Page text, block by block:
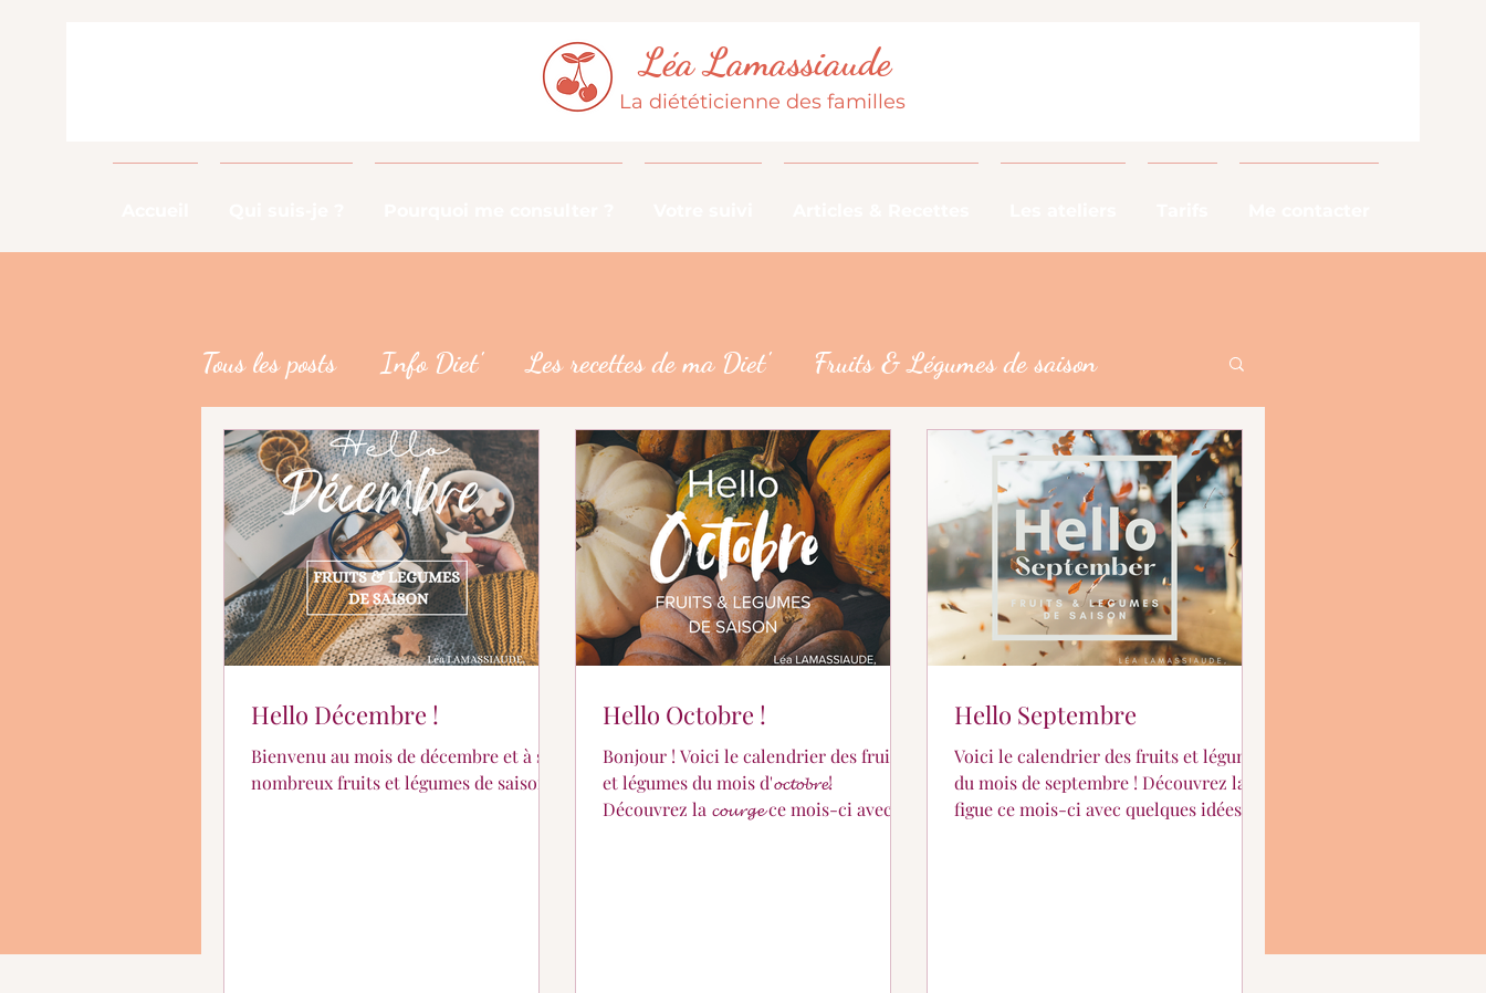
Léa Lamassiaude
La diététicienne des familles
Tous les posts Info Diet' Les recettes de ma Diet' Fruits & Légumes de saison
Info Métier DME De la fourche à la fourchette Les croyances alimentaires
En quoi puis-je vous aider ? Partage de suivi... Pour les petits...
Hello Décembre !
Bienvenu au mois de décembre et à ses
nombreux fruits et légumes de saison !
Hello Octobre !
Bonjour ! Voici le calendrier des fruits
et légumes du mois d'𝓸𝓬𝓽𝓸𝓫𝓻𝓮!
Découvrez la 𝓬𝓸𝓾𝓻𝓰𝓮 ce mois-ci avec
Hello Septembre
Voici le calendrier des fruits et légumes
du mois de septembre ! Découvrez la
figue ce mois-ci avec quelques idées